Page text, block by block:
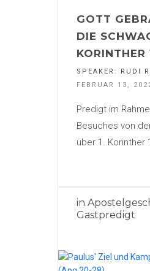
GOTT
DIE
SPEAKER: RUDI
FEBRUAR 13,
Predigt im
Besuches von
über 1. Korinther
in
Gastpredigt